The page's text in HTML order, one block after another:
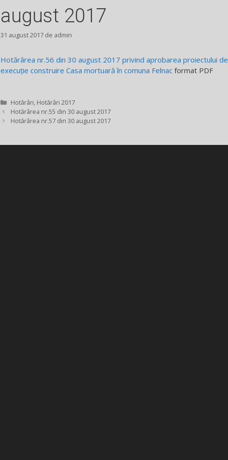
august 2017
31 august 2017 de admin
Hotărârea nr.56 din 30 august 2017 privind aprobarea proiectului de
execuție construire Casa mortuară în comuna Felnac format PDF
Categorii
Hotărâri, Hotărâri 2017
Hotărârea nr.55 din 30 august 2017
Hotărârea nr.57 din 30 august 2017